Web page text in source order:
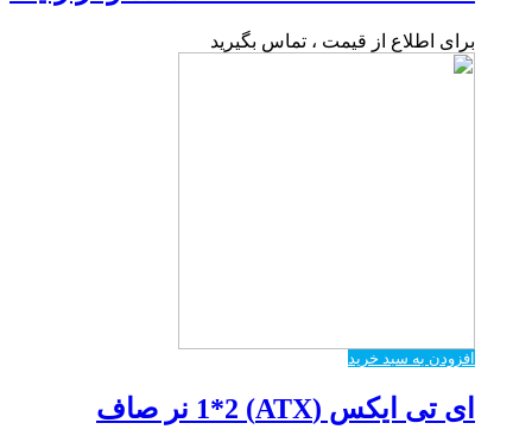
برای اطلاع از قیمت ، تماس بگیرید
افزودن به سبد خرید
ای تی ایکس (ATX) 1*2 نر صاف